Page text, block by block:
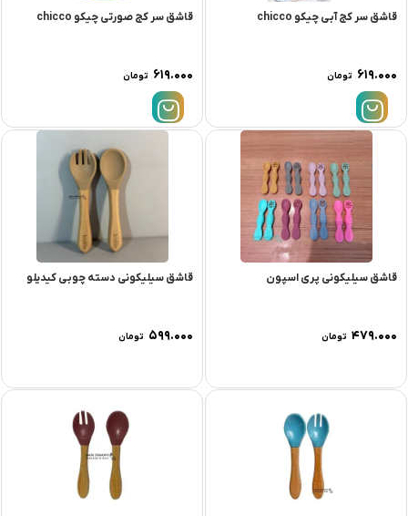
قاشق سر کج آبی چیکو chicco
۶۱۹.۰۰۰ تومان
قاشق سر کج صورتی چیکو chicco
۶۱۹.۰۰۰ تومان
قاشق سیلیکونی پری اسپون
۴۷۹.۰۰۰ تومان
قاشق سیلیکونی دسته چوبی کیدیلو
۵۹۹.۰۰۰ تومان